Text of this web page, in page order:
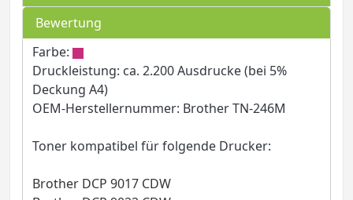
Bewertung
Farbe:
Druckleistung: ca. 2.200 Ausdrucke (bei 5%
Deckung A4)
OEM-Herstellernummer: Brother TN-246M
Toner kompatibel für folgende Drucker:
Brother DCP 9017 CDW